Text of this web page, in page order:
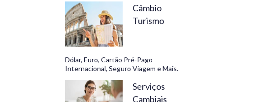
Câmbio
Turismo
Dólar, Euro, Cartão Pré-Pago
Internacional, Seguro Viagem e Mais.
Serviços
Cambiais